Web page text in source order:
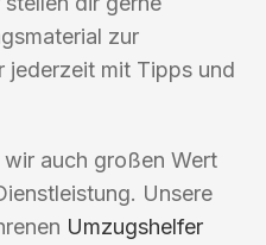
zur
jederzeit mit Tipps und
auch großen Wert
Unsere
Umzugshelfer